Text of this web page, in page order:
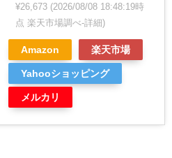
¥26,673 (2026/08/08 18:48:19時
点 楽天市場調べ-詳細)
Amazon 楽天市場
Yahooショッピング
メルカリ